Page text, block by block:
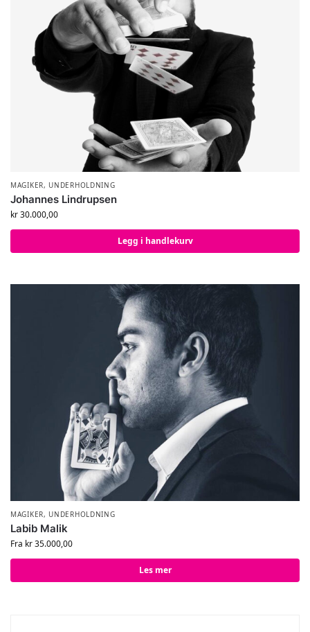
MAGIKER, UNDERHOLDNING
Johannes Lindrupsen
kr30.000,00
Legg i handlekurv
MAGIKER, UNDERHOLDNING
Labib Malik
Fra kr35.000,00
Les mer